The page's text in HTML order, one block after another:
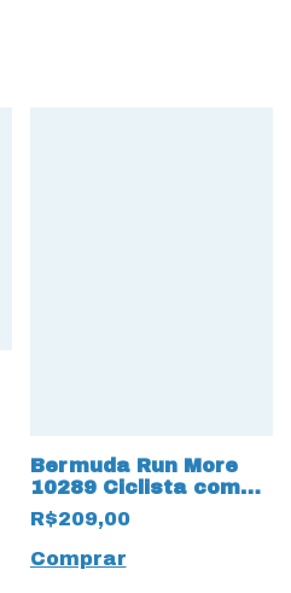
Bermuda Run More
10289 Ciclista com
bolso para Celular e
chaves Cinza
R$209,00
Comprar